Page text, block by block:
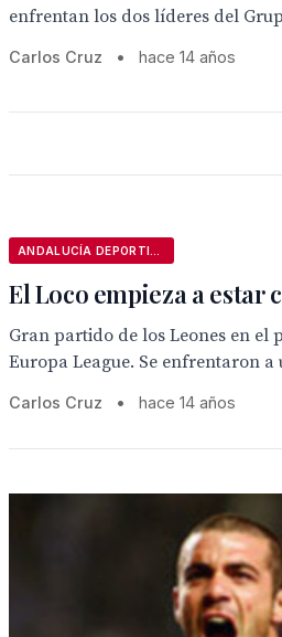
enfrentan los dos líderes del
Carlos Cruz • hace 14 años
El Loco empieza a estar
Gran partido de los Leones en el
Europa League. Se enfrentaron a
Carlos Cruz • hace 14 años